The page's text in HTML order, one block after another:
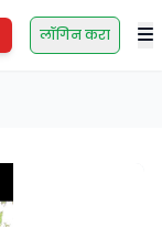
लॉगिन करा